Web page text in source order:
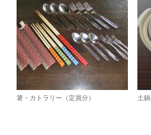
箸・カトラリー（定員分） 土鍋